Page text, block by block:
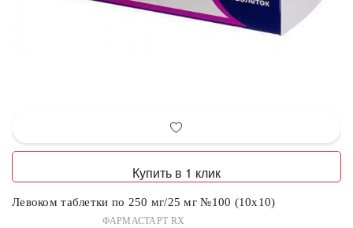
Купить в 1 клик
Левоком таблетки по 250 мг/25 мг №100 (10х10)
ФАРМАСТАРТ RX